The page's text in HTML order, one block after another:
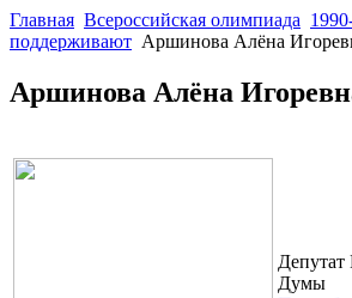
Главная Всероссийская олимпиада
поддерживают Аршинова Алёна
Аршинова Алёна
Депутат
Думы